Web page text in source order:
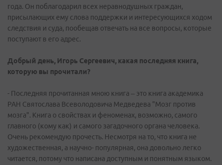
года. Он поблагодарил всех неравнодушных граждан,
присылающих ему слова поддержки и интересующихся ходом
следствия и суда, пообещав отвечать на все вопросы, которые
поступают в его адрес.
Добрый день, Игорь Сергеевич, какая последняя книга,
которую вы прочитали?
- Последняя прочитанная мною книга – это книга академика
РАН Святослава Всеволодовича Медведева "Мозг против
мозга". Книга о свойствах и феноменах, возможно, самого
главного (кому как) и самого загадочного органа человека.
Очень рекомендую прочесть. Несмотря на то, что книга не
художественная, а научно- популярная, она довольно легко
читается, потому что написана доступным и понятным языком.